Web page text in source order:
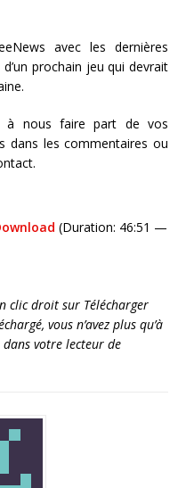
avec les dernières
prochain jeu qui devrait
à nous faire part de vos
dans les commentaires ou
(Duration: 46:51 —
clic droit sur Télécharger
vous n’avez plus qu’à
votre lecteur de